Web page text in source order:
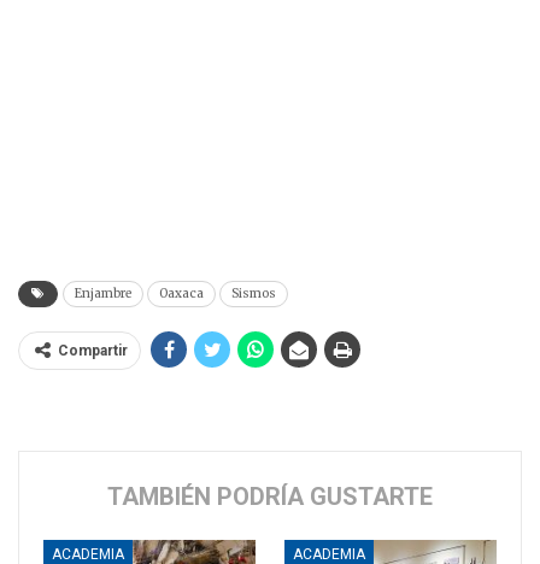
Enjambre Oaxaca Sismos
Compartir
TAMBIÉN PODRÍA GUSTARTE
ACADEMIA ACADEMIA